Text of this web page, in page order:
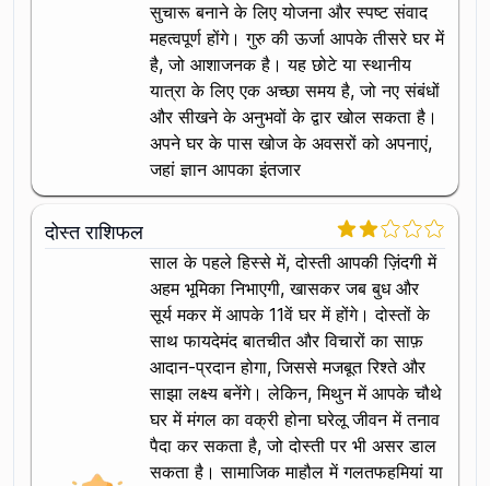
सुचारू बनाने के लिए योजना और स्पष्ट संवाद
महत्वपूर्ण होंगे। गुरु की ऊर्जा आपके तीसरे घर में
है, जो आशाजनक है। यह छोटे या स्थानीय
यात्रा के लिए एक अच्छा समय है, जो नए संबंधों
और सीखने के अनुभवों के द्वार खोल सकता है।
अपने घर के पास खोज के अवसरों को अपनाएं,
जहां ज्ञान आपका इंतजार
दोस्त राशिफल
साल के पहले हिस्से में, दोस्ती आपकी ज़िंदगी में
अहम भूमिका निभाएगी, खासकर जब बुध और
सूर्य मकर में आपके 11वें घर में होंगे। दोस्तों के
साथ फायदेमंद बातचीत और विचारों का साफ़
आदान-प्रदान होगा, जिससे मजबूत रिश्ते और
साझा लक्ष्य बनेंगे। लेकिन, मिथुन में आपके चौथे
घर में मंगल का वक्री होना घरेलू जीवन में तनाव
पैदा कर सकता है, जो दोस्ती पर भी असर डाल
सकता है। सामाजिक माहौल में गलतफहमियां या